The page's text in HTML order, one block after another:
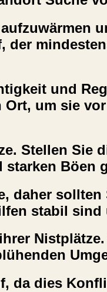
der
und
um sie
Stellen Sie
Böen
daher
stabil
da dies